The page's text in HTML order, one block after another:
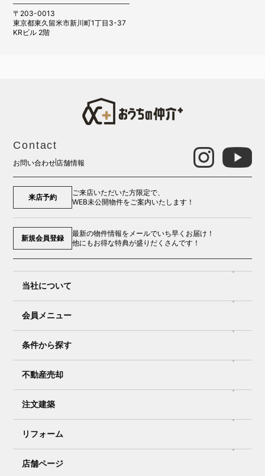
〒203-0013
東京都東久留米市新川町1丁目3-37
KRビル 2階
Contact
お問い合わせ店舗情報
来店予約
ご来店いただいた方限定で、
WEB未公開物件をご案内いたします！
新規会員登録
最新の物件情報をメールでいち早くお届け！
他にもお得な特典が盛りだくさんです！
当社について
会員メニュー
条件から探す
不動産売却
注文建築
リフォーム
店舗ページ